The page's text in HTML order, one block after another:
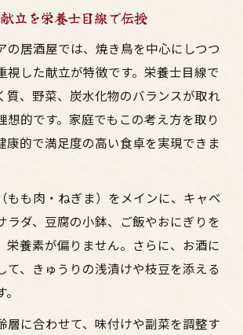
立を栄養士目線で伝授
の居酒屋では、焼き鳥を中心にしつつ
視した献立が特徴です。栄養士目線で
質、野菜、炭水化物のバランスが取れ
想的です。家庭でもこの考え方を取り
康的で満足度の高い食卓を実現できま
もも肉・ねぎま）をメインに、キャベ
ラダ、豆腐の小鉢、ご飯やおにぎりを
栄養素が偏りません。さらに、お酒に
て、きゅうりの浅漬けや枝豆を添える
層に合わせて、味付けや副菜を調整す